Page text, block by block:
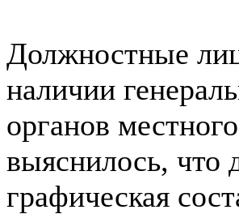
Должностные
наличии
органов
выяснилось, что
графическая